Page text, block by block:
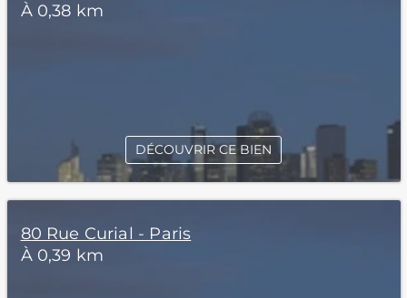
À 0,38 km
DÉCOUVRIR CE BIEN
80 Rue Curial - Paris
À 0,39 km